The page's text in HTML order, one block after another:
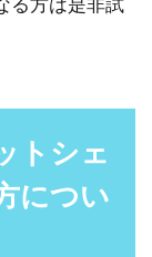
トシェ
につい